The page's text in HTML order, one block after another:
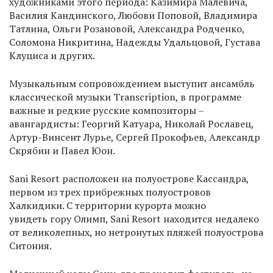
Василия Кандинского, Любови Поповой, Владимира
Татлина, Ольги Розановой, Александра Родченко,
Соломона Никритина, Надежды Удальцовой, Густава
Клуциса и других.
Музыкальным сопровождением выступит ансамбль
классической музыки Transcription, в программе
важные и редкие русские композиторы –
авангардисты: Георгий Катуара, Николай Рославец,
Артур-Винсент Лурье, Сергей Прокофьев, Александр
Скрябин и Павел Юон.
Sani Resort расположен на полуострове Кассандра,
первом из трех прибрежных полуостровов
Халкидики. С территории курорта можно
увидеть гору Олимп, Sani Resort находится недалеко
от великолепных, но нетронутых пляжей полуострова
Ситония.